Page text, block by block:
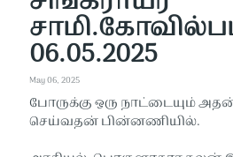
06.05.2025
May 06, 2025
போருக்கு ஒரு நாட்டையும்
செய்வதன் பின்னணியில்.